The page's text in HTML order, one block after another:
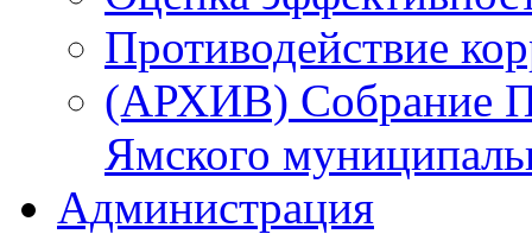
Противодействие
(АРХИВ) Собрание
Ямского
Администрация